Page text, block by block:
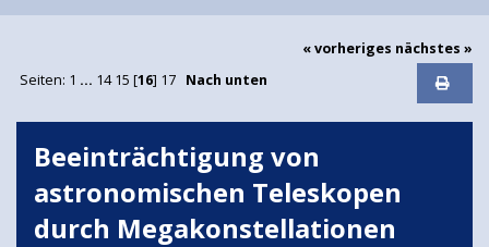
« vorheriges nächstes »
Seiten: 1 ... 14 15 [16] 17 Nach unten
Beeinträchtigung von
astronomischen Teleskopen
durch Megakonstellationen